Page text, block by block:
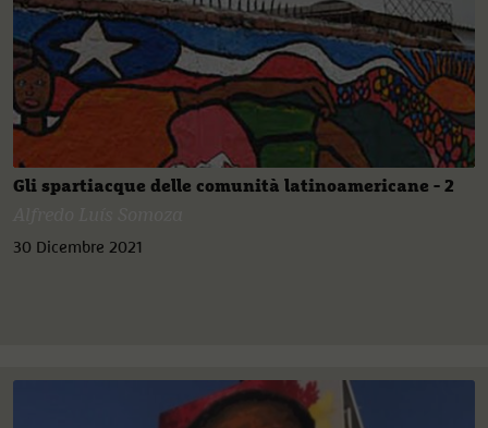
Gli spartiacque delle comunità latinoamericane - 2
30 Dicembre 2021